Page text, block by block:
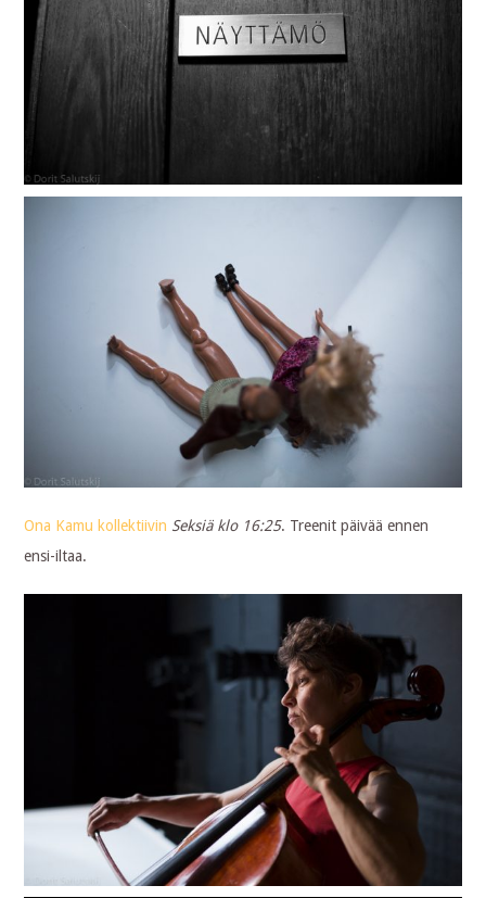
Ona Kamu kollektiivin Seksiä klo 16:25. Treenit päivää ennen
ensi-iltaa.